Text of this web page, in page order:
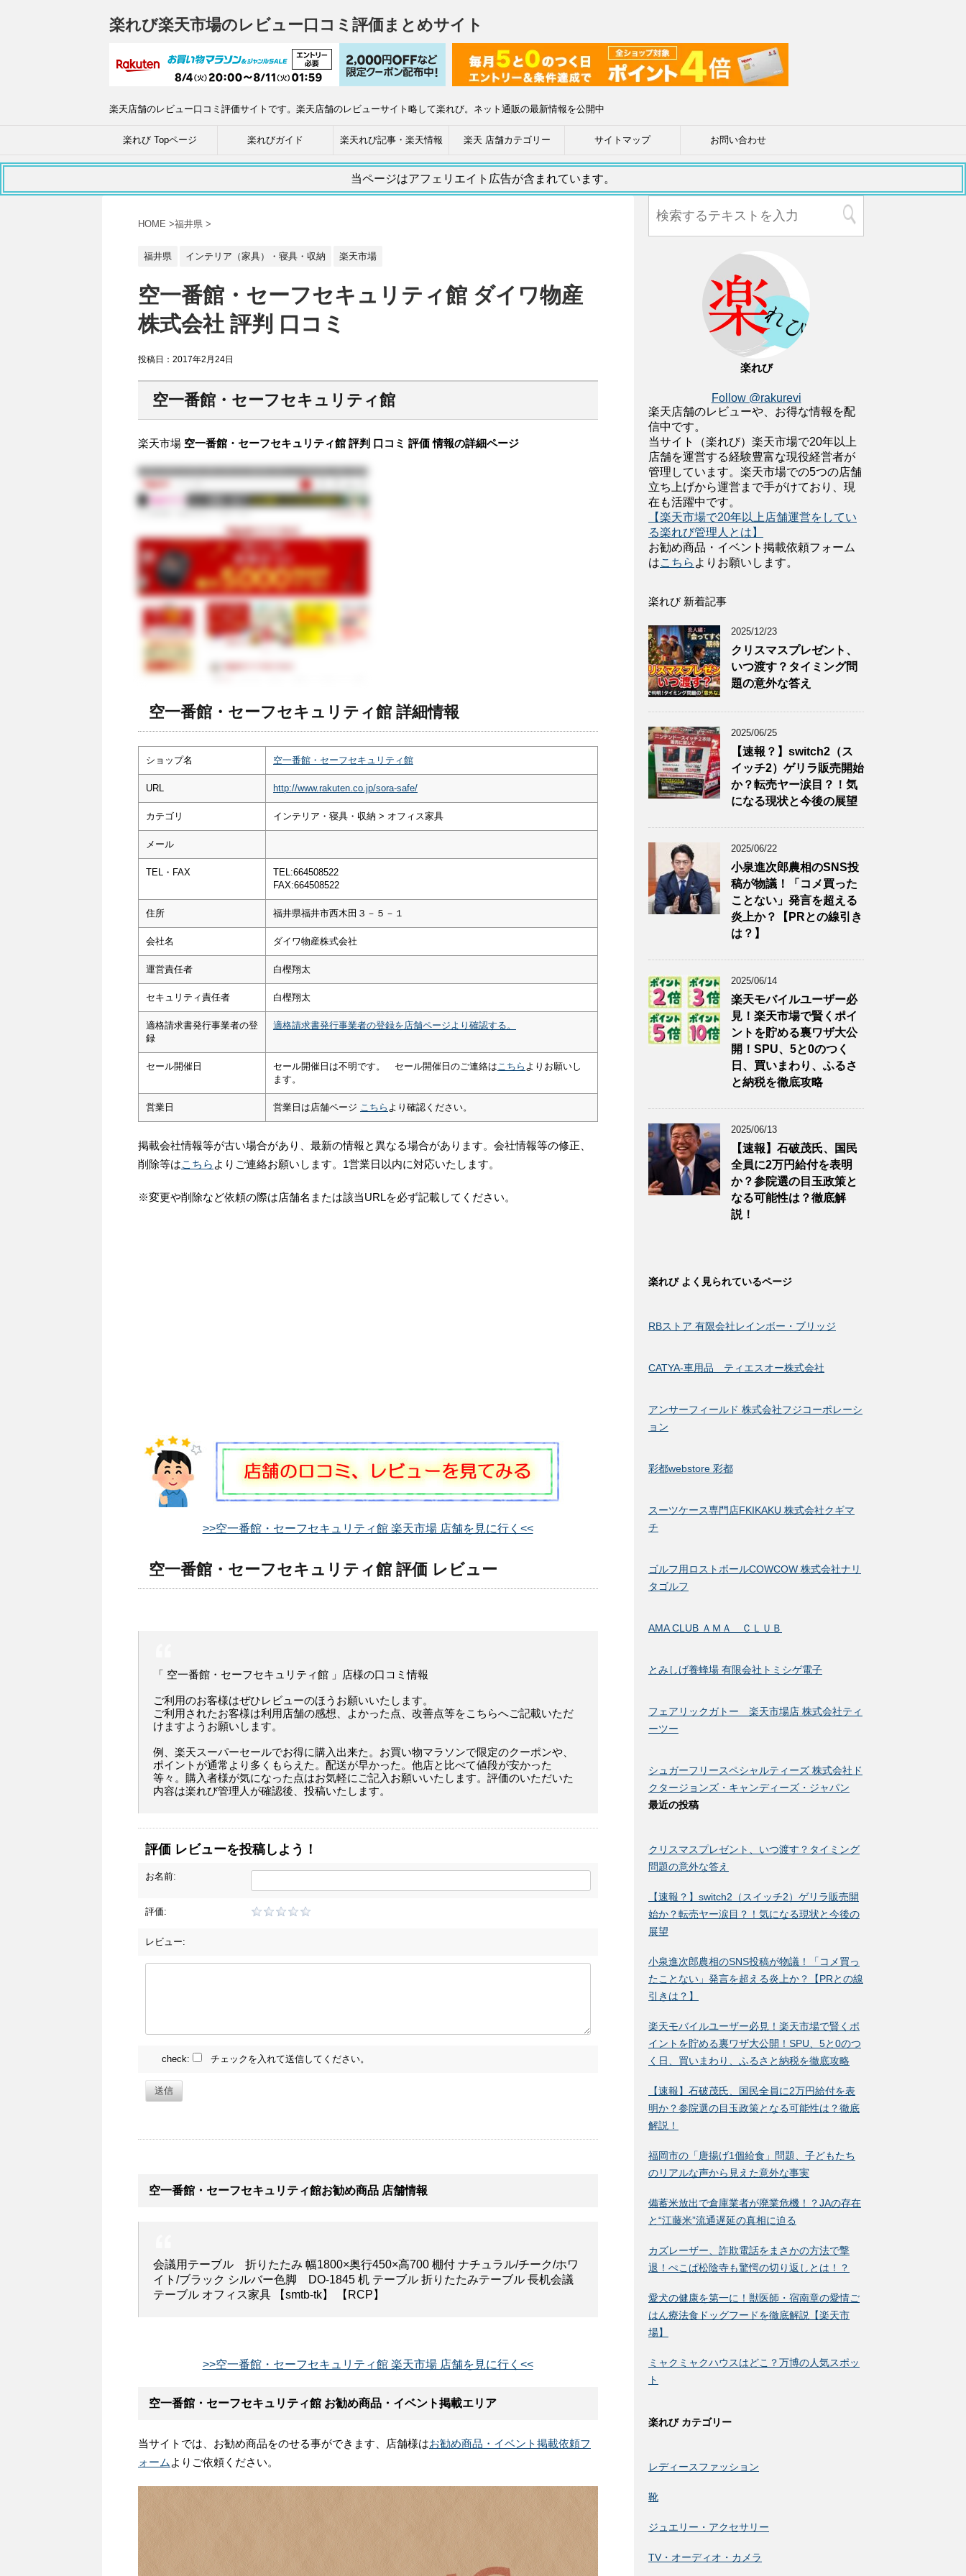
楽れび楽天市場のレビュー口コミ評価まとめサイト
楽天店舗のレビュー口コミ評価サイトです。楽天店舗のレビューサイト略して楽れび。ネット通販の最新情報を公開中
楽れび Topページ 楽れびガイド 楽天れび記事・楽天情報 楽天 店舗カテゴリー サイトマップ お問い合わせ
当ページはアフェリエイト広告が含まれています。
HOME >福井県 >
福井県 インテリア（家具）・寝具・収納 楽天市場
空一番館・セーフセキュリティ館 ダイワ物産
株式会社 評判 口コミ
投稿日： 2017年2月24日
空一番館・セーフセキュリティ館
楽天市場 空一番館・セーフセキュリティ館 評判 口コミ 評価 情報の詳細ページ
空一番館・セーフセキュリティ館 詳細情報
ショップ名 空一番館・セーフセキュリティ館
URL http://www.rakuten.co.jp/sora-safe/
カテゴリ インテリア・寝具・収納 > オフィス家具
メール
TEL・FAX
TEL:664508522
FAX:664508522
住所 福井県福井市西木田３－５－１
会社名 ダイワ物産株式会社
運営責任者 白樫翔太
セキュリティ責任者 白樫翔太
適格請求書発行事業者の登
録
適格請求書発行事業者の登録を店舗ページより確認する。
セール開催日 セール開催日は不明です。 セール開催日のご連絡は こちら よりお願いし
ます。
営業日 営業日は店舗ページ こちら より確認ください。
掲載会社情報等が古い場合があり、最新の情報と異なる場合があります。会社情報等の修正、
削除等はこちら よりご連絡お願いします。1営業日以内に対応いたします。
※変更や削除など依頼の際は店舗名または該当URLを必ず記載してください。
>>空一番館・セーフセキュリティ館 楽天市場 店舗を見に行く<<
空一番館・セーフセキュリティ館 評価 レビュー
「 空一番館・セーフセキュリティ館 」店様の口コミ情報
ご利用のお客様はぜひレビューのほうお願いいたします。
ご利用されたお客様は利用店舗の感想、よかった点、改善点等をこちらへご記載いただ
けますようお願いします。
例、楽天スーパーセールでお得に購入出来た。お買い物マラソンで限定のクーポンや、
ポイントが通常より多くもらえた。配送が早かった。他店と比べて値段が安かった
等々。購入者様が気になった点はお気軽にご記入お願いいたします。評価のいただいた
内容は楽れび管理人が確認後、投稿いたします。
評価 レビューを投稿しよう！
お名前:
評価:
レビュー:
check: チェックを入れて送信してください。
送信
空一番館・セーフセキュリティ館お勧め商品 店舗情報
会議用テーブル 折りたたみ 幅1800×奥行450×高700 棚付 ナチュラル/チーク/ホワ
イト/ブラック シルバー色脚 DO-1845 机 テーブル 折りたたみテーブル 長机会議
テーブル オフィス家具 【smtb-tk】 【RCP】
>>空一番館・セーフセキュリティ館 楽天市場 店舗を見に行く<<
空一番館・セーフセキュリティ館 お勧め商品・イベント掲載エリア
当サイトでは、お勧め商品をのせる事ができます、店舗様はお勧め商品・イベント掲載依頼フ
ォーム よりご依頼ください。
楽れび
Follow @rakurevi
楽天店舗のレビューや、お得な情報を配
信中です。
当サイト（楽れび）楽天市場で20年以上
店舗を運営する経験豊富な現役経営者が
管理しています。楽天市場での5つの店舗
立ち上げから運営まで手がけており、現
在も活躍中です。
【楽天市場で20年以上店舗運営をしてい
る楽れび管理人とは】
お勧め商品・イベント掲載依頼フォーム
はこちら よりお願いします。
楽れび 新着記事
2025/12/23
クリスマスプレゼント、
いつ渡す？タイミング問
題の意外な答え
2025/06/25
【速報？】switch2（ス
イッチ2）ゲリラ販売開始
か？転売ヤー涙目？！気
になる現状と今後の展望
2025/06/22
小泉進次郎農相のSNS投
稿が物議！「コメ買った
ことない」発言を超える
炎上か？【PRとの線引き
は？】
2025/06/14
楽天モバイルユーザー必
見！楽天市場で賢くポイ
ントを貯める裏ワザ大公
開！SPU、5と0のつく
日、買いまわり、ふるさ
と納税を徹底攻略
2025/06/13
【速報】石破茂氏、国民
全員に2万円給付を表明
か？参院選の目玉政策と
なる可能性は？徹底解
説！
楽れび よく見られているページ
RBストア 有限会社レインボー・ブリッジ
CATYA-車用品 ティエスオー株式会社
アンサーフィールド 株式会社フジコーポレーシ
ョン
彩都webstore 彩都
スーツケース専門店FKIKAKU 株式会社クギマ
チ
ゴルフ用ロストボールCOWCOW 株式会社ナリ
タゴルフ
AMA CLUB ＡＭＡ ＣＬＵＢ
とみしげ養蜂場 有限会社トミシゲ電子
フェアリックガトー 楽天市場店 株式会社ティ
ーツー
シュガーフリースペシャルティーズ 株式会社ド
クタージョンズ・キャンディーズ・ジャパン
最近の投稿
クリスマスプレゼント、いつ渡す？タイミング
問題の意外な答え
【速報？】switch2（スイッチ2）ゲリラ販売開
始か？転売ヤー涙目？！気になる現状と今後の
展望
小泉進次郎農相のSNS投稿が物議！「コメ買っ
たことない」発言を超える炎上か？【PRとの線
引きは？】
楽天モバイルユーザー必見！楽天市場で賢くポ
イントを貯める裏ワザ大公開！SPU、5と0のつ
く日、買いまわり、ふるさと納税を徹底攻略
【速報】石破茂氏、国民全員に2万円給付を表
明か？参院選の目玉政策となる可能性は？徹底
解説！
福岡市の「唐揚げ1個給食」問題、子どもたち
のリアルな声から見えた意外な事実
備蓄米放出で倉庫業者が廃業危機！？JAの存在
と“江藤米”流通遅延の真相に迫る
カズレーザー、詐欺電話をまさかの方法で撃
退！ぺこぱ松陰寺も驚愕の切り返しとは！？
愛犬の健康を第一に！獣医師・宿南章の愛情ご
はん療法食ドッグフードを徹底解説【楽天市
場】
ミャクミャクハウスはどこ？万博の人気スポッ
ト
楽れび カテゴリー
レディースファッション
靴
ジュエリー・アクセサリー
TV・オーディオ・カメラ